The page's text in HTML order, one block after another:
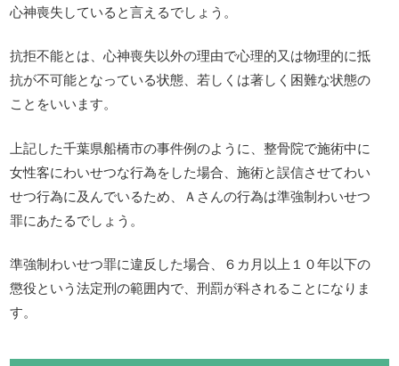
心神喪失していると言えるでしょう。
抗拒不能とは、心神喪失以外の理由で心理的又は物理的に抵
抗が不可能となっている状態、若しくは著しく困難な状態の
ことをいいます。
上記した千葉県船橋市の事件例のように、整骨院で施術中に
女性客にわいせつな行為をした場合、施術と誤信させてわい
せつ行為に及んでいるため、Ａさんの行為は準強制わいせつ
罪にあたるでしょう。
準強制わいせつ罪に違反した場合、６カ月以上１０年以下の
懲役という法定刑の範囲内で、刑罰が科されることになりま
す。